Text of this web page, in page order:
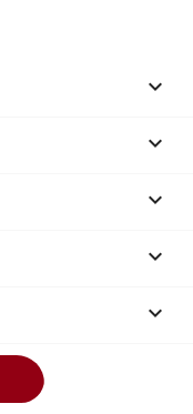



keyboard_arrow_down
